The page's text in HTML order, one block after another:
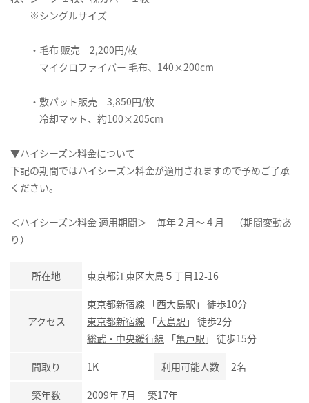
※シングルサイズ
・毛布 販売 2,200円/枚
マイクロファイバー 毛布、140×200cm
・敷パット販売 3,850円/枚
冷却マット、約100×205cm
▼ハイシーズン料金について
下記の期間ではハイシーズン料金が適用されますので予めご了承
ください。
＜ハイシーズン料金 適用期間＞ 毎年２月～４月 （期間変動あ
り）
所在地 東京都江東区大島５丁目12-16
アクセス
東京都新宿線 「西大島駅 」 徒歩10分
東京都新宿線 「大島駅 」 徒歩2分
総武・中央緩行線 「亀戸駅 」 徒歩15分
間取り 1K 利用可能人数 2名
築年数 2009年 7月 築17年